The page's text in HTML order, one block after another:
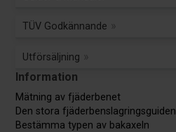
TÜV Godkännande
Utförsäljning
Information
Mätning av fjäderbenet
Den stora fjäderbenslagringsguiden
Bestämma typen av bakaxeln